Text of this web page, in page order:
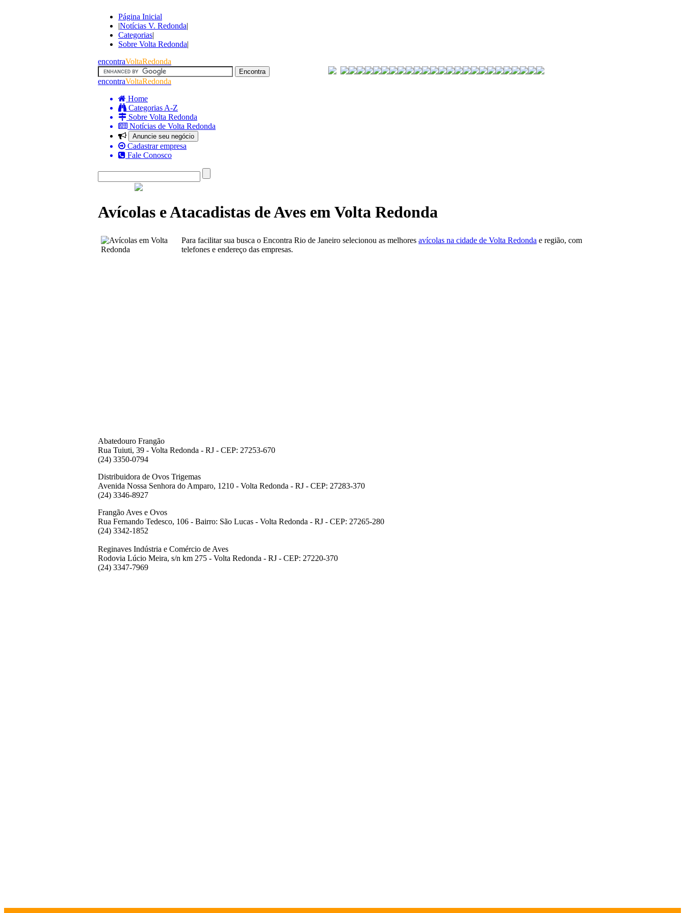
Página Inicial
|Notícias V. Redonda|
Categorias|
Sobre Volta Redonda|
encontraVoltaRedonda
encontraVoltaRedonda
Home
Categorias A-Z
Sobre Volta Redonda
Notícias de Volta Redonda
Anuncie seu negócio
Cadastrar empresa
Fale Conosco
Avícolas e Atacadistas de Aves em Volta Redonda
Para facilitar sua busca o Encontra Rio de Janeiro selecionou as melhores avícolas na cidade de Volta Redonda e região, com
telefones e endereço das empresas.
Abatedouro Frangão
Rua Tuiuti, 39 - Volta Redonda - RJ - CEP: 27253-670
(24) 3350-0794
Distribuidora de Ovos Trigemas
Avenida Nossa Senhora do Amparo, 1210 - Volta Redonda - RJ - CEP: 27283-370
(24) 3346-8927
Frangão Aves e Ovos
Rua Fernando Tedesco, 106 - Bairro: São Lucas - Volta Redonda - RJ - CEP: 27265-280
(24) 3342-1852
Reginaves Indústria e Comércio de Aves
Rodovia Lúcio Meira, s/n km 275 - Volta Redonda - RJ - CEP: 27220-370
(24) 3347-7969